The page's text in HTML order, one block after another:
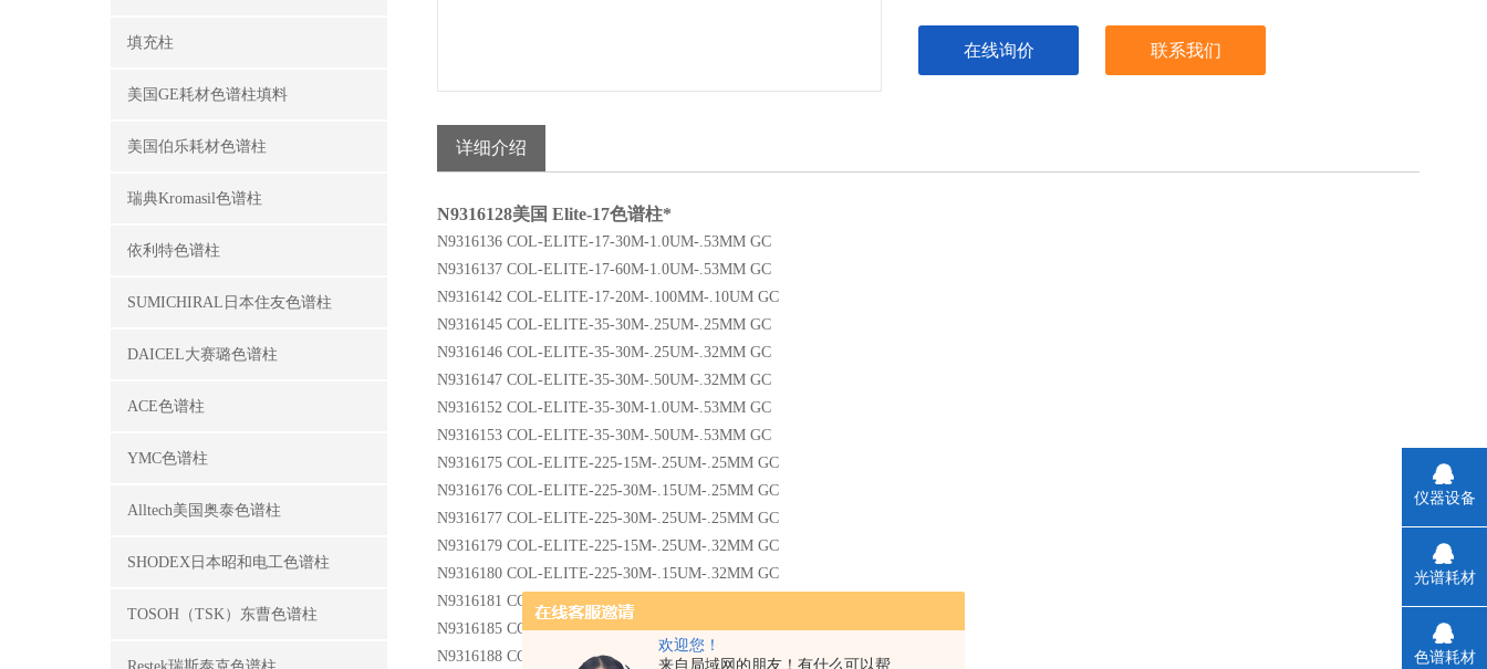
欢迎您！
来自局域网的朋友！有什么可以帮
填充柱
美国GE耗材色谱柱填料
美国伯乐耗材色谱柱
瑞典Kromasil色谱柱
依利特色谱柱
SUMICHIRAL日本住友色谱柱
DAICEL大赛璐色谱柱
ACE色谱柱
YMC色谱柱
Alltech美国奥泰色谱柱
SHODEX日本昭和电工色谱柱
TOSOH（TSK）东曹色谱柱
在线询价 联系我们
详细介绍
N9316128美国 Elite-17色谱柱*
N9316136 COL-ELITE-17-30M-1.0UM-.53MM GC
N9316137 COL-ELITE-17-60M-1.0UM-.53MM GC
N9316142 COL-ELITE-17-20M-.100MM-.10UM GC
N9316145 COL-ELITE-35-30M-.25UM-.25MM GC
N9316146 COL-ELITE-35-30M-.25UM-.32MM GC
N9316147 COL-ELITE-35-30M-.50UM-.32MM GC
N9316152 COL-ELITE-35-30M-1.0UM-.53MM GC
N9316153 COL-ELITE-35-30M-.50UM-.53MM GC
N9316175 COL-ELITE-225-15M-.25UM-.25MM GC
N9316176 COL-ELITE-225-30M-.15UM-.25MM GC
N9316177 COL-ELITE-225-30M-.25UM-.25MM GC
N9316179 COL-ELITE-225-15M-.25UM-.32MM GC
N9316180 COL-ELITE-225-30M-.15UM-.32MM GC
N9316181 COL-ELITE-225-30M-.25UM.32MM GC
N9316185 COL-ELITE-225-30M-1.0UM-053MM GC
N9316188 COL-ELITE-502-75M-.45MM-2.55UM GC
仪器设备
光谱耗材
色谱耗材